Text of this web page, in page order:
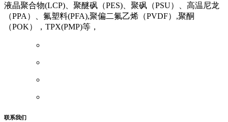
液晶聚合物(LCP)、聚醚砜（PES)、聚砜（PSU）、高温尼龙
（PPA）、氟塑料(PFA),聚偏二氟乙烯（PVDF）,聚酮
（POK），TPX(PMP)等，
联系我们